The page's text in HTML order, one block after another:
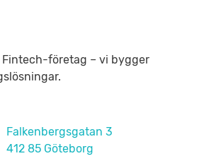
Fintech-företag – vi bygger
Falkenbergsgatan 3
412 85 Göteborg